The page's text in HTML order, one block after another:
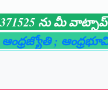
ను మీ వాట్సాప్
; ఆంధ్రభూమి; లైవ్